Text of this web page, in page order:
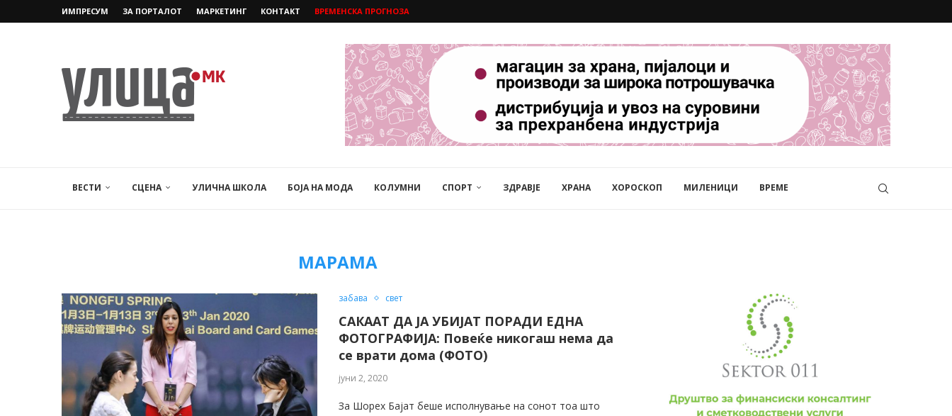
ИМПРЕСУМ ЗА ПОРТАЛОТ МАРКЕТИНГ КОНТАКТ ВРЕМЕНСКА ПРОГНОЗА
ВЕСТИ СЦЕНА УЛИЧНА ШКОЛА БОЈА НА МОДА КОЛУМНИ СПОРТ ЗДРАВЈЕ ХРАНА ХОРОСКОП МИЛЕНИЦИ ВРЕМЕ
МАРАМА
забава свет
САКААТ ДА ЈА УБИЈАТ ПОРАДИ ЕДНА
ФОТОГРАФИЈА: Повеќе никогаш нема да
се врати дома (ФОТО)
јуни 2, 2020
За Шорех Бајат беше исполнување на сонот тоа што